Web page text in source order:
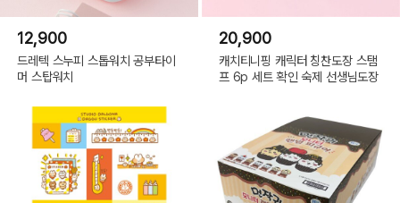
12,900
드레텍 스누피 스톱워치 공부타이
머 스탑워치
20,900
캐치티니핑 캐릭터 칭찬도장 스탬
프 6p 세트 확인 숙제 선생님도장